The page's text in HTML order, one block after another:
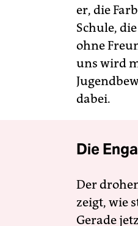
er, die
Schule,
ohne
uns wird
dabei.
Die
Der
zeigt, wie
Gerade